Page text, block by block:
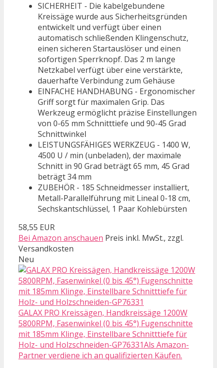
SICHERHEIT - Die kabelgebundene
Kreissäge wurde aus Sicherheitsgründen
entwickelt und verfügt über einen
automatisch schließenden Klingenschutz,
einen sicheren Startauslöser und einen
sofortigen Sperrknopf. Das 2 m lange
Netzkabel verfügt über eine verstärkte,
dauerhafte Verbindung zum Gehäuse
EINFACHE HANDHABUNG - Ergonomischer
Griff sorgt für maximalen Grip. Das
Werkzeug ermöglicht präzise Einstellungen
von 0-65 mm Schnitttiefe und 90-45 Grad
Schnittwinkel
LEISTUNGSFÄHIGES WERKZEUG - 1400 W,
4500 U / min (unbeladen), der maximale
Schnitt in 90 Grad beträgt 65 mm, 45 Grad
beträgt 34 ​​mm
ZUBEHÖR - 185 Schneidmesser installiert,
Metall-Parallelführung mit Lineal 0-18 cm,
Sechskantschlüssel, 1 Paar Kohlebürsten
58,55 EUR
Bei Amazon anschauen Preis inkl. MwSt., zzgl.
Versandkosten
Neu
GALAX PRO Kreissägen, Handkreissäge 1200W
5800RPM, Fasenwinkel (0 bis 45°) Fugenschnitte
mit 185mm Klinge, Einstellbare Schnitttiefe für
Holz- und Holzschneiden-GP76331Als Amazon-
Partner verdiene ich an qualifizierten Käufen.